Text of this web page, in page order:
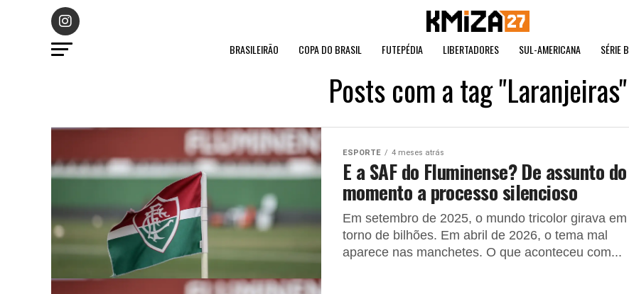
BRASILEIRÃO COPA DO BRASIL FUTEPÉDIA LIBERTADORES SUL-AMERICANA SÉRIE B
Posts com a tag "Laranjeiras"
ESPORTE 4 meses atrás
E a SAF do Fluminense? De assunto do
momento a processo silencioso
Em setembro de 2025, o mundo tricolor girava em
torno de bilhões. Em abril de 2026, o tema mal
aparece nas manchetes. O que aconteceu com...